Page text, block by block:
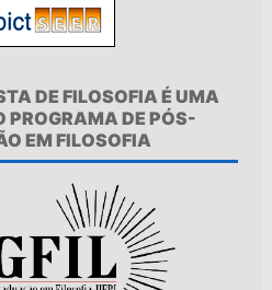
DE FILOSOFIA É UMA
PROGRAMA DE PÓS-
EM FILOSOFIA